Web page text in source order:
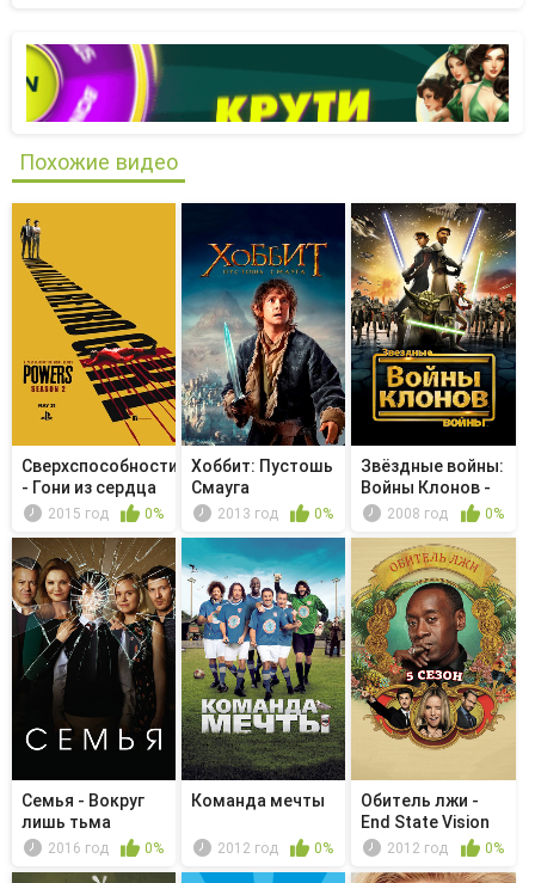
Похожие видео
Сверхспособности
- Гони из сердца
вон...2015 год 0%
Хоббит: Пустошь
Смауга
2013 год 0%
Звёздные войны:
Войны Клонов -
Возвыш...
2008 год 0%
Семья - Вокруг
лишь тьма
2016 год 0%
Команда мечты
2012 год 0%
Обитель лжи -
End State Vision
2012 год 0%